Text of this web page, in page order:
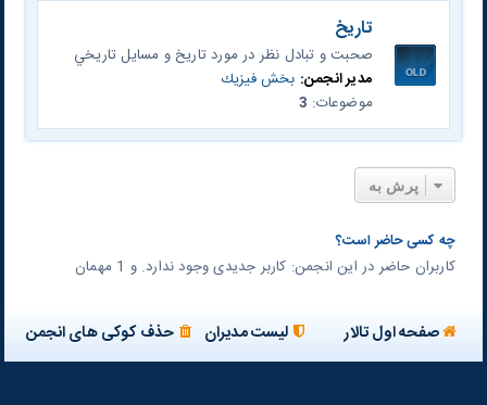
تاريخ
صحبت و تبادل نظر در مورد تاريخ و مسايل تاريخي
مدیر انجمن: بخش فيزيك
موضوعات: 3
پرش به
چه کسی حاضر است؟
کاربران حاضر در این انجمن: کاربر جدیدی وجود ندارد. و 1 مهمان
صفحه اول تالار حذف کوکی های انجمن لیست مدیران